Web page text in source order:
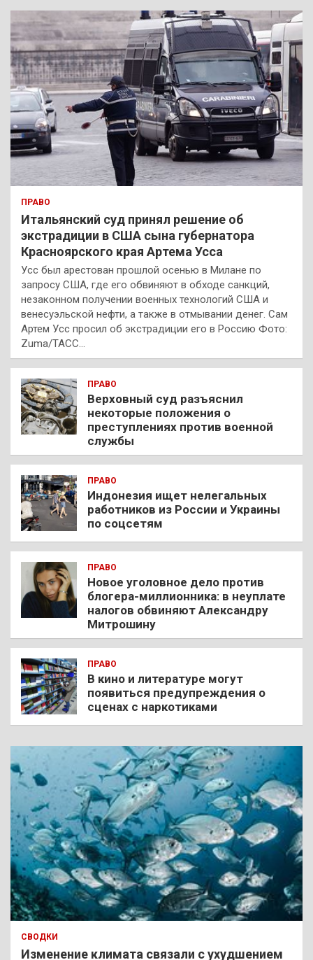
к
ПРАВО
Итальянский суд принял решение об
экстрадиции в США сына губернатора
Красноярского края Артема Усса
Усс был арестован прошлой осенью в Милане по
запросу США, где его обвиняют в обходе санкций,
незаконном получении военных технологий США и
венесуэльской нефти, а также в отмывании денег. Сам
Артем Усс просил об экстрадиции его в Россию Фото:
Zuma/ТАСС…
ПРАВО
Верховный суд разъяснил
некоторые положения о
преступлениях против военной
службы
ПРАВО
Индонезия ищет нелегальных
работников из России и Украины
по соцсетям
ПРАВО
Новое уголовное дело против
блогера-миллионника: в неуплате
налогов обвиняют Александру
Митрошину
ПРАВО
В кино и литературе могут
появиться предупреждения о
сценах с наркотиками
СВОДКИ
Изменение климата связали с ухудшением